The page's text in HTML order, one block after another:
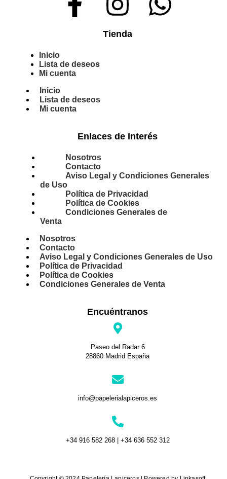
Tienda
Inicio
Lista de deseos
Mi cuenta
Inicio
Lista de deseos
Mi cuenta
Enlaces de Interés
Nosotros
Contacto
Aviso Legal y Condiciones Generales
de Uso
Política de Privacidad
Política de Cookies
Condiciones Generales de
Venta
Nosotros
Contacto
Aviso Legal y Condiciones Generales de Uso
Política de Privacidad
Política de Cookies
Condiciones Generales de Venta
Encuéntranos
Paseo del Radar 6
28860 Madrid España
info@papelerialapiceros.es
+34 916 582 268 | +34 636 552 312